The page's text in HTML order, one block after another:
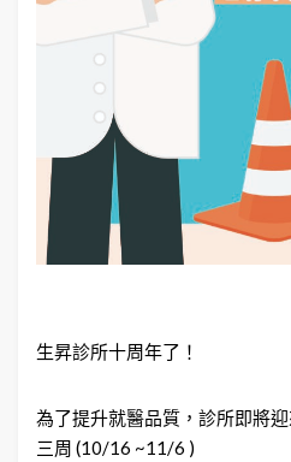
生昇診所十周年了！
為了提升就醫品質，診所即將
三周 (10/16 ~11/6 )